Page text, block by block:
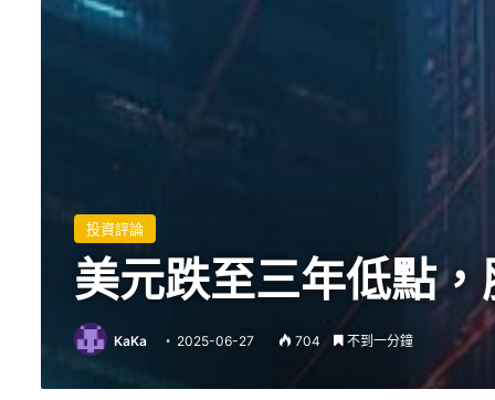
投資評論
美元跌至三年低點
KaKa 2025-06-27 704 不到一分鐘